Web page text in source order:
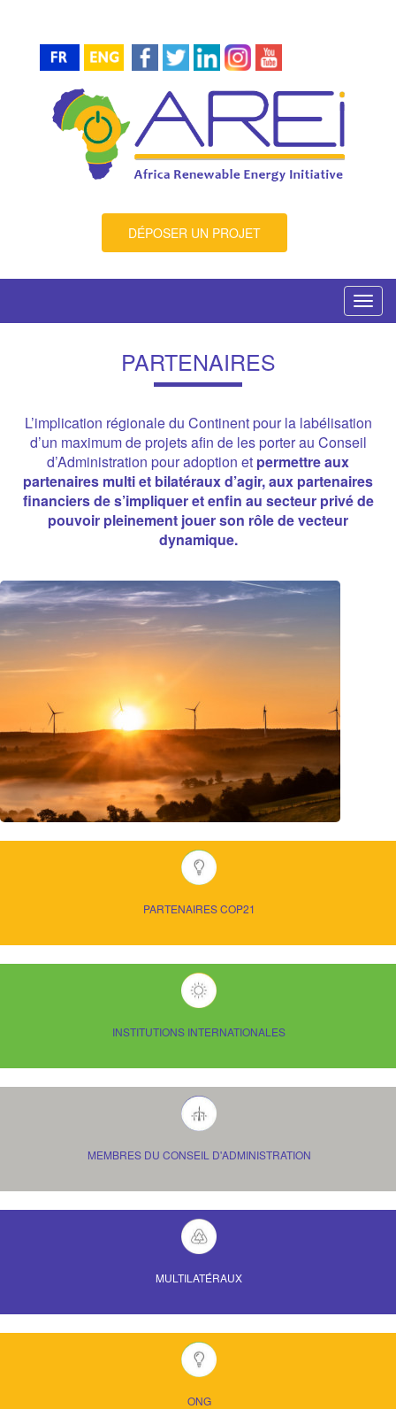
DÉPOSER UN PROJET
PARTENAIRES
L’implication régionale du Continent pour la labélisation
d’un maximum de projets afin de les porter au Conseil
d’Administration pour adoption et permettre aux
partenaires multi et bilatéraux d’agir, aux partenaires
financiers de s’impliquer et enfin au secteur privé de
pouvoir pleinement jouer son rôle de vecteur
dynamique.
PARTENAIRES COP21
INSTITUTIONS INTERNATIONALES
MEMBRES DU CONSEIL D'ADMINISTRATION
MULTILATÉRAUX
ONG